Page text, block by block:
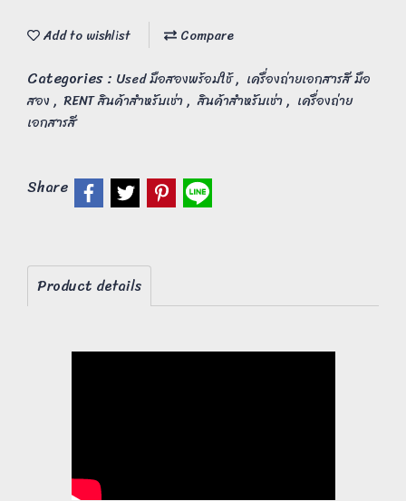
Add to wishlist Compare
Categories : Used มือสองพร้อมใช้, เครื่องถ่ายเอกสารสี มือ
สอง, RENT สินค้าสำหรับเช่า, สินค้าสำหรับเช่า, เครื่องถ่าย
เอกสารสี
Share
Product details